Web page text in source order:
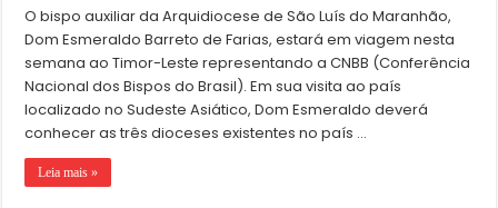
O bispo auxiliar da Arquidiocese de São Luís do Maranhão,
Dom Esmeraldo Barreto de Farias, estará em viagem nesta
semana ao Timor-Leste representando a CNBB (Conferência
Nacional dos Bispos do Brasil). Em sua visita ao país
localizado no Sudeste Asiático, Dom Esmeraldo deverá
conhecer as três dioceses existentes no país …
Leia mais »